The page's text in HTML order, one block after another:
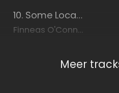
10. Some Local Color
Finneas O'Connell
Meer